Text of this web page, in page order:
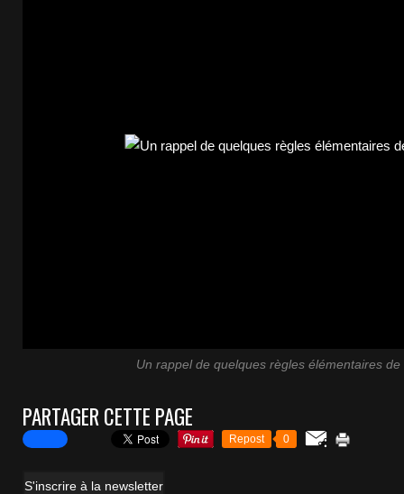
Un rappel de quelques règles élémentaires de
PARTAGER CETTE PAGE
Repost 0
S'inscrire à la newsletter